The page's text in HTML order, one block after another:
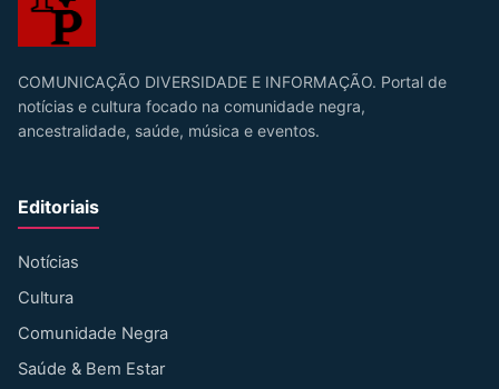
COMUNICAÇÃO DIVERSIDADE E INFORMAÇÃO. Portal de
notícias e cultura focado na comunidade negra,
ancestralidade, saúde, música e eventos.
Editoriais
Notícias
Cultura
Comunidade Negra
Saúde & Bem Estar